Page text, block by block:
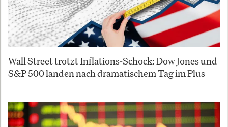
Wall Street trotzt Inflations-Schock: Dow Jones und
S&P 500 landen nach dramatischem Tag im Plus